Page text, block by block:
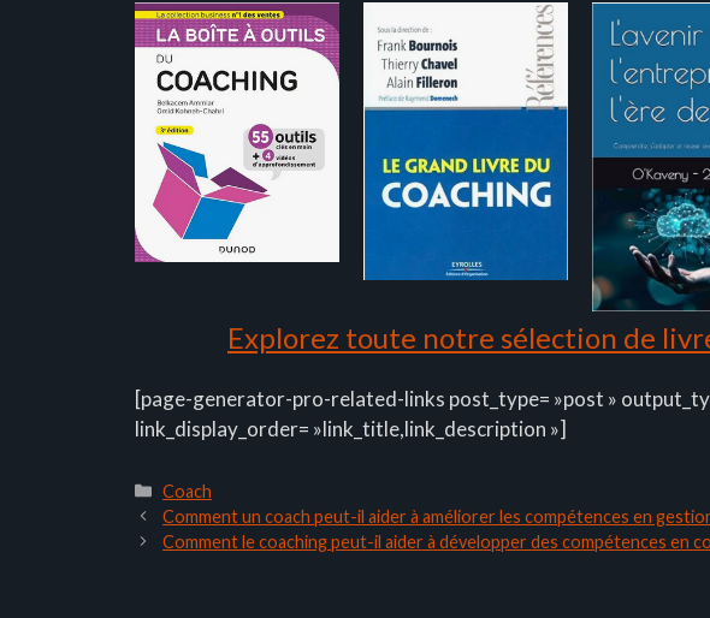
Explorez toute notre sélection de
[page-generator-pro-related-links post_type= »post »
link_display_order= »link_title,link_description »]
Catégories
Coach
Comment un coach peut-il aider à améliorer les compétences en
Comment le coaching peut-il aider à développer des compétences en